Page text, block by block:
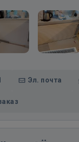
Эл. почта